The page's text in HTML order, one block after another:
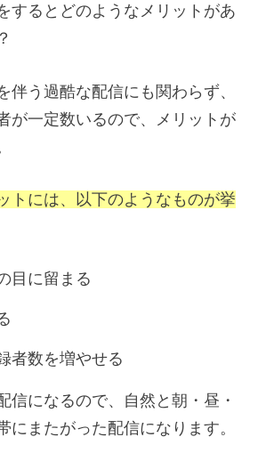
するとどのようなメリットがあ
伴う過酷な配信にも関わらず、
が一定数いるので、メリットが
トには、以下のようなものが挙
目に留まる
者数を増やせる
信になるので、自然と朝・昼・
にまたがった配信になります。